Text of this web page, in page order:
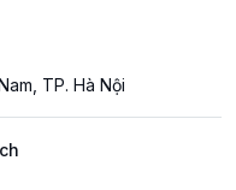
TP. Hà Nội